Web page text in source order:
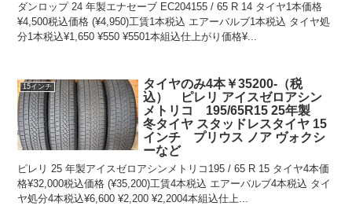
ダンロップ 24 年製エナセーブ EC204155 / 65 R 14 タイヤ1本価格
¥4,500税込価格 (¥4,950)工賃1本税込 エアーバルブ1本税込 タイヤ処
分1本税込¥1,650 ¥550 ¥5501本組込仕上がり価格¥...
15インチ
タイヤのみ4本￥35200-（税
込） ピレリ アイスゼロアシン
メトリコ 195/65R15 25年製
冬タイヤ スタッドレスタイヤ 15
インチ プリウス ノア ヴォクシ
ーなど
ピレリ 25 年製アイスゼロアシンメトリコ195 / 65 R 15 タイヤ4本価
格¥32,000税込価格 (¥35,200)工賃4本税込 エアーバルブ4本税込 タイ
ヤ処分4本税込¥6,600 ¥2,200 ¥2,2004本組込仕上...